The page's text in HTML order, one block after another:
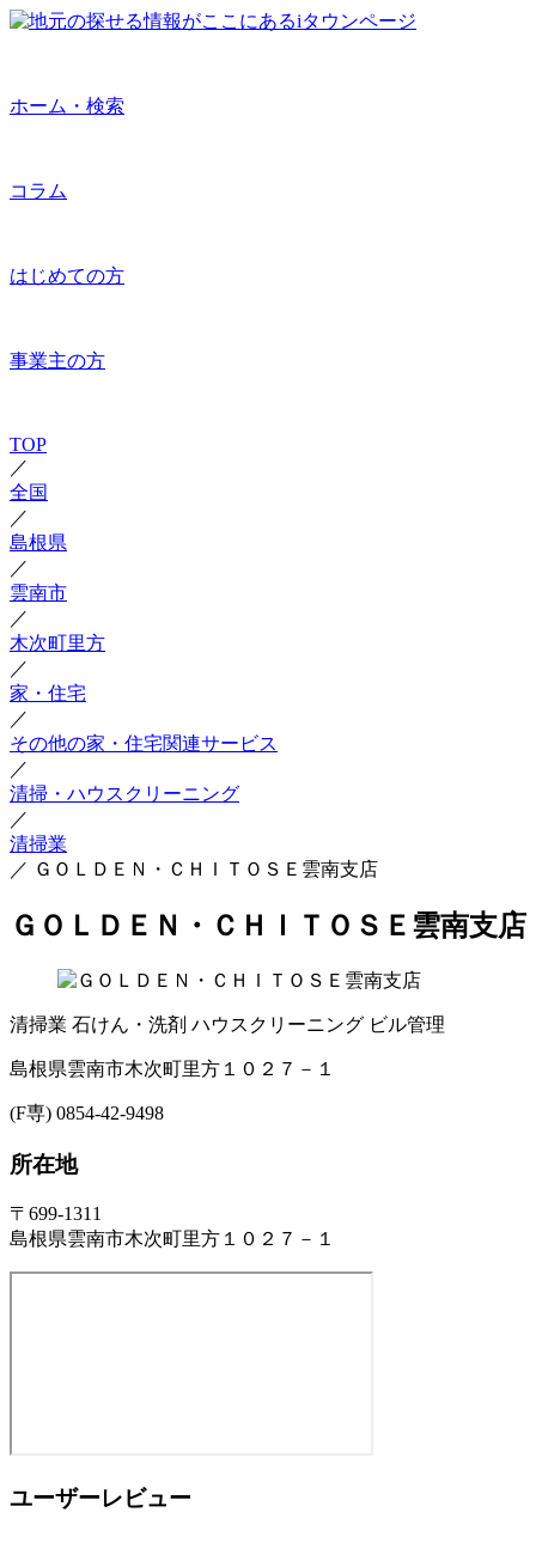
ホーム・検索
コラム
はじめての方
事業主の方
TOP
／
全国
／
島根県
／
雲南市
／
木次町里方
／
家・住宅
／
その他の家・住宅関連サービス
／
清掃・ハウスクリーニング
／
清掃業
／ ＧＯＬＤＥＮ・ＣＨＩＴＯＳＥ雲南支店
ＧＯＬＤＥＮ・ＣＨＩＴＯＳＥ雲南支店
清掃業 石けん・洗剤 ハウスクリーニング ビル管理
島根県雲南市木次町里方１０２７－１
(F専) 0854-42-9498
所在地
〒699-1311
島根県雲南市木次町里方１０２７－１
ユーザーレビュー